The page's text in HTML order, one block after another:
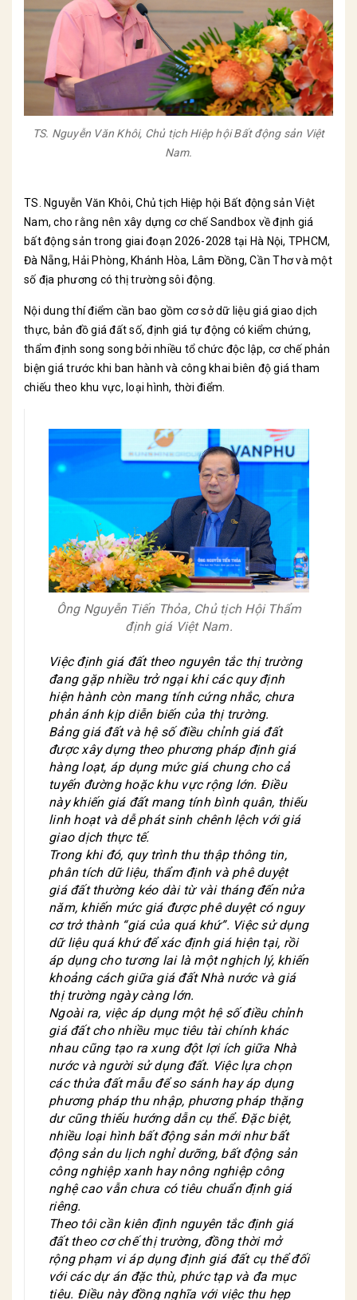
TS. Nguyễn Văn Khôi, Chủ tịch Hiệp hội Bất động sản Việt
Nam.
TS. Nguyễn Văn Khôi, Chủ tịch Hiệp hội Bất động sản Việt
Nam, cho rằng nên xây dựng cơ chế Sandbox về định giá
bất động sản trong giai đoạn 2026-2028 tại Hà Nội, TPHCM,
Đà Nẵng, Hải Phòng, Khánh Hòa, Lâm Đồng, Cần Thơ và một
số địa phương có thị trường sôi động.
Nội dung thí điểm cần bao gồm cơ sở dữ liệu giá giao dịch
thực, bản đồ giá đất số, định giá tự động có kiểm chứng,
thẩm định song song bởi nhiều tổ chức độc lập, cơ chế phản
biện giá trước khi ban hành và công khai biên độ giá tham
chiếu theo khu vực, loại hình, thời điểm.
Ông Nguyễn Tiến Thỏa, Chủ tịch Hội Thẩm
định giá Việt Nam.
Việc định giá đất theo nguyên tắc thị trường
đang gặp nhiều trở ngại khi các quy định
hiện hành còn mang tính cứng nhắc, chưa
phản ánh kịp diễn biến của thị trường.
Bảng giá đất và hệ số điều chỉnh giá đất
được xây dựng theo phương pháp định giá
hàng loạt, áp dụng mức giá chung cho cả
tuyến đường hoặc khu vực rộng lớn. Điều
này khiến giá đất mang tính bình quân, thiếu
linh hoạt và dễ phát sinh chênh lệch với giá
giao dịch thực tế.
Trong khi đó, quy trình thu thập thông tin,
phân tích dữ liệu, thẩm định và phê duyệt
giá đất thường kéo dài từ vài tháng đến nửa
năm, khiến mức giá được phê duyệt có nguy
cơ trở thành “giá của quá khứ”. Việc sử dụng
dữ liệu quá khứ để xác định giá hiện tại, rồi
áp dụng cho tương lai là một nghịch lý, khiến
khoảng cách giữa giá đất Nhà nước và giá
thị trường ngày càng lớn.
Ngoài ra, việc áp dụng một hệ số điều chỉnh
giá đất cho nhiều mục tiêu tài chính khác
nhau cũng tạo ra xung đột lợi ích giữa Nhà
nước và người sử dụng đất. Việc lựa chọn
các thửa đất mẫu để so sánh hay áp dụng
phương pháp thu nhập, phương pháp thặng
dư cũng thiếu hướng dẫn cụ thể. Đặc biệt,
nhiều loại hình bất động sản mới như bất
động sản du lịch nghỉ dưỡng, bất động sản
công nghiệp xanh hay nông nghiệp công
nghệ cao vẫn chưa có tiêu chuẩn định giá
riêng.
Theo tôi cần kiên định nguyên tắc định giá
đất theo cơ chế thị trường, đồng thời mở
rộng phạm vi áp dụng định giá đất cụ thể đối
với các dự án đặc thù, phức tạp và đa mục
tiêu. Điều này đồng nghĩa với việc thu hẹp